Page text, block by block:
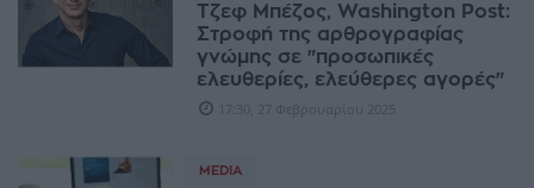
Τζεφ Μπέζος, Washington Post:
Στροφή της αρθρογραφίας
γνώμης σε "προσωπικές
ελευθερίες, ελεύθερες αγορές"
17:30, 27 Φεβρουαρίου 2025
MEDIA